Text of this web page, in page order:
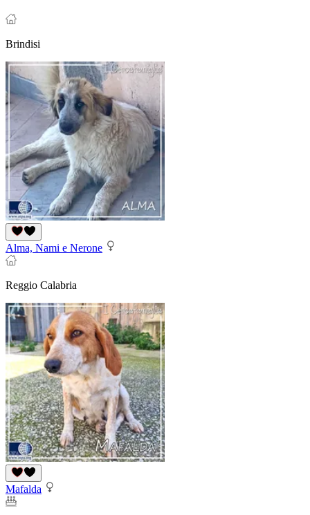
Brindisi
Alma, Nami e Nerone
Reggio Calabria
Mafalda